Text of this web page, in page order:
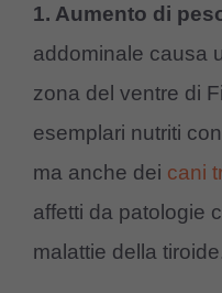
1. Aumento di
addominale causa
zona del ventre di
esemplari nutriti
ma anche dei cani
affetti da patologie
malattie della